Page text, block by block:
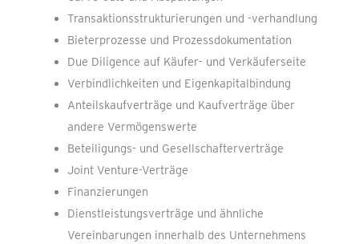
Transaktionsstrukturierungen und -verhandlung
Bieterprozesse und Prozessdokumentation
Due Diligence auf Käufer- und Verkäuferseite
Verbindlichkeiten und Eigenkapitalbindung
Anteilskaufverträge und Kaufverträge über
andere Vermögenswerte
Beteiligungs- und Gesellschafterverträge
Joint Venture-Verträge
Finanzierungen
Dienstleistungsverträge und ähnliche
Vereinbarungen innerhalb des Unternehmens